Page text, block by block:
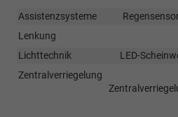
Assistenzsysteme
Lenkung
Lichttechnik
LED-
Zentralverriegelung